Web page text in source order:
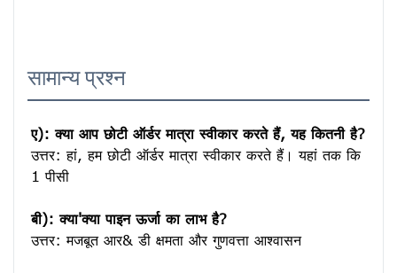
सामान्य प्रश्न
ए): क्या आप छोटी ऑर्डर मात्रा स्वीकार करते हैं, यह कितनी है?
उत्तर: हां, हम छोटी ऑर्डर मात्रा स्वीकार करते हैं। यहां तक ​​कि
1 पीसी
बी): क्या'क्या पाइन ऊर्जा का लाभ है?
उत्तर: मजबूत आर& डी क्षमता और गुणवत्ता आश्वासन